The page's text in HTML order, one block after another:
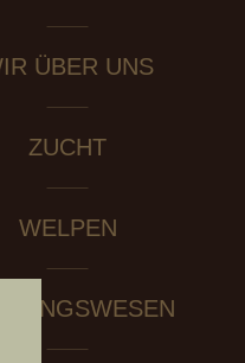
ÜBER UNS
ZUCHT
WELPEN